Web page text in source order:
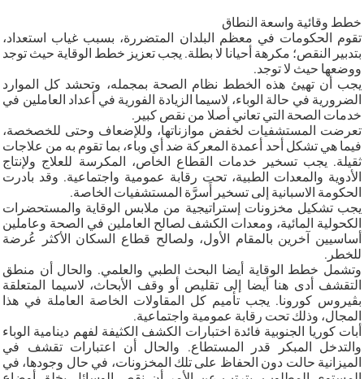
خطط وقائية واسعة النطاق
تقوم الحكومات في معظم البلدان المتضررة، بسبب غياب استعداد،
بتدبير النقص؛ مكرهة أحيانا لا بطلة. يجب تعزيز خطط الوقاية حيث توجد
ووضعها حيث لا توجد.
يجب أن تهيئ هذه الخطط نظام الصحة بمجمله، وتحشد كل الموارد
الضرورية في حالة الوباء، لاسيما الزيادة الفورية في أعداد العاملين في
خدمات الصحة التي تعاني أصلا من نقص كبير.
تعرضت المستشفيات لخفض موازناتها، وللإضعاف وحتى للخصخصة،
فيما هي تشكل أحد أعمدة المعركة ضد أي وباء، بما تقوم به من علاجات
ثقيلة. يجب تسخير خدمات القطاع الخاص، المكرسة للعلاج ولإنتاج
الأدوية والمعدات الطبية، تحت رقابة عمومية واجتماعية. وقد بادرت
الحكومة الاسبانية إلى تسخير أَسرَّة المستشفيات الخاصة.
يجب تشكيل مخزونات إستراتيجية من ملابس الوقاية والمستحضرات
الكحولية المائية، ومعدات الكشف لصالح العاملين في الصحة وعاملين
أساسيين آخرين بالمقام الأول، ولصالح قطاع السكان الأكثر عُرضة
للخطر.
وتشمل خطط الوقاية أيضا البحث الطبي والعلمي. والحال أن منطق
التقشف أدى هنا أيضا إلى تقليص أو وقف الأبحاث، لاسيما المتعلقة
بڤيروس كورونا. يجب تأميم كل المقاولات الخاصة العاملة في هذا
المجال، وذلك تحت رقابة عمومية واجتماعية.
أبات كوريا الجنوبية فائدة اختبارات الكشف الكثيفة لفهم دينامية الوباء
والتدخل المبكر قدر المستطاع. والحال أن اعتبارات تقشف في
الميزانية حالت دون الحفاظ على تلك المخزونات، في حال وجودها، في